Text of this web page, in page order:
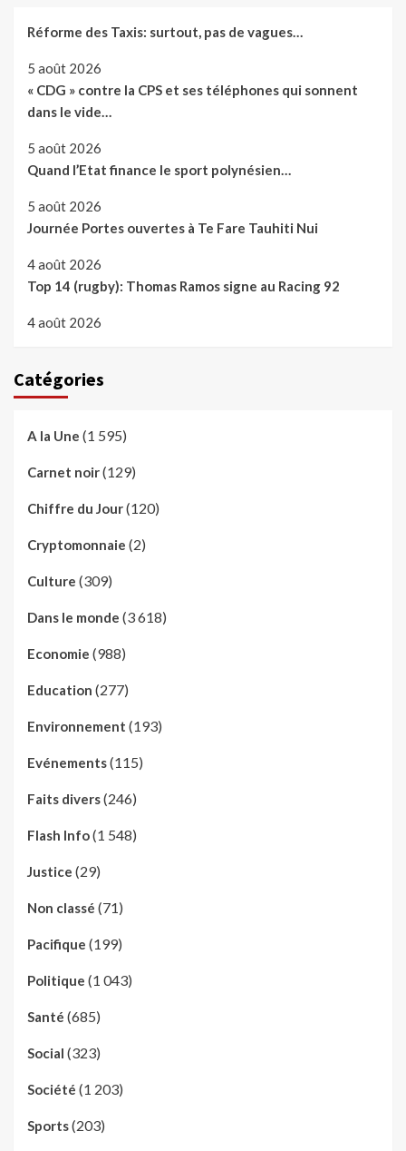
Réforme des Taxis: surtout, pas de vagues…
5 août 2026
« CDG » contre la CPS et ses téléphones qui sonnent
dans le vide…
5 août 2026
Quand l’Etat finance le sport polynésien…
5 août 2026
Journée Portes ouvertes à Te Fare Tauhiti Nui
4 août 2026
Top 14 (rugby): Thomas Ramos signe au Racing 92
4 août 2026
Catégories
A la Une (1 595)
Carnet noir(129)
Chiffre du Jour(120)
Cryptomonnaie (2)
Culture (309)
Dans le monde (3 618)
Economie (988)
Education (277)
Environnement (193)
Evénements(115)
Faits divers(246)
Flash Info(1 548)
Justice (29)
Non classé (71)
Pacifique (199)
Politique (1 043)
Santé (685)
Social (323)
Société (1 203)
Sports(203)